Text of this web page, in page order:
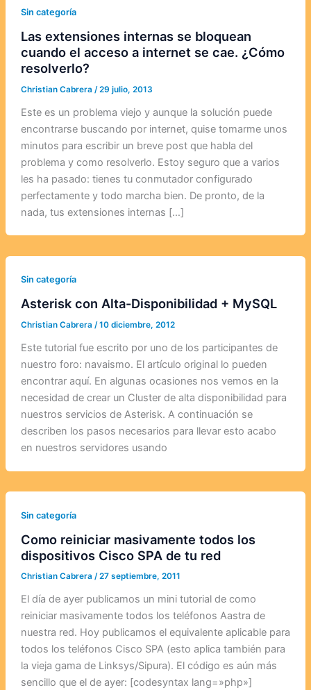
Sin categoría
Las extensiones internas se bloquean
cuando el acceso a internet se cae. ¿Cómo
resolverlo?
Christian Cabrera /29 julio, 2013
Este es un problema viejo y aunque la solución puede
encontrarse buscando por internet, quise tomarme unos
minutos para escribir un breve post que habla del
problema y como resolverlo. Estoy seguro que a varios
les ha pasado: tienes tu conmutador configurado
perfectamente y todo marcha bien. De pronto, de la
nada, tus extensiones internas […]
Sin categoría
Asterisk con Alta-Disponibilidad + MySQL
Christian Cabrera /10 diciembre, 2012
Este tutorial fue escrito por uno de los participantes de
nuestro foro: navaismo. El artículo original lo pueden
encontrar aquí. En algunas ocasiones nos vemos en la
necesidad de crear un Cluster de alta disponibilidad para
nuestros servicios de Asterisk. A continuación se
describen los pasos necesarios para llevar esto acabo
en nuestros servidores usando
Sin categoría
Como reiniciar masivamente todos los
dispositivos Cisco SPA de tu red
Christian Cabrera /27 septiembre, 2011
El día de ayer publicamos un mini tutorial de como
reiniciar masivamente todos los teléfonos Aastra de
nuestra red. Hoy publicamos el equivalente aplicable para
todos los teléfonos Cisco SPA (esto aplica también para
la vieja gama de Linksys/Sipura). El código es aún más
sencillo que el de ayer: [codesyntax lang=»php»]